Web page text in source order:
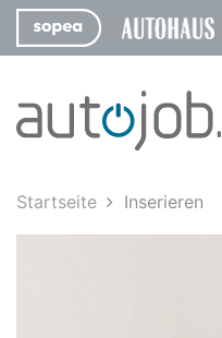
Startseite Inserieren